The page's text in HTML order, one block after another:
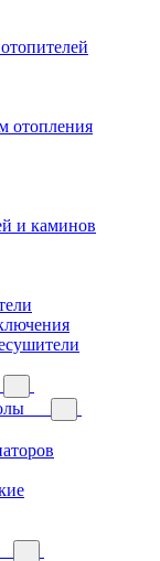
отопления
и каминов